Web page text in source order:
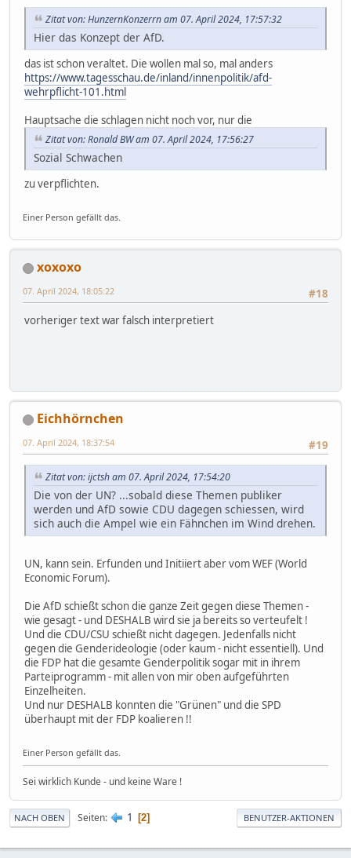
Zitat von: HunzernKonzerrn am 07. April 2024, 17:57:32
Hier das Konzept der AfD.
das ist schon veraltet. Die wollen mal so, mal anders
https://www.tagesschau.de/inland/innenpolitik/afd-
wehrpflicht-101.html
Hauptsache die schlagen nicht noch vor, nur die
Zitat von: Ronald BW am 07. April 2024, 17:56:27
Sozial Schwachen
zu verpflichten.
Einer Person gefällt das.
xoxoxo
#18
07. April 2024, 18:05:22
vorheriger text war falsch interpretiert
Eichhörnchen
#19
07. April 2024, 18:37:54
Zitat von: ijctsh am 07. April 2024, 17:54:20
Die von der UN? ...sobald diese Themen publiker
werden und AfD sowie CDU dagegen schiessen, wird
sich auch die Ampel wie ein Fähnchen im Wind drehen.
UN, kann sein. Erfunden und Initiiert aber vom WEF (World
Economic Forum).
Die AfD schießt schon die ganze Zeit gegen diese Themen -
wie gesagt - und DESHALB wird sie ja bereits so verteufelt !
Und die CDU/CSU schießt nicht dagegen. Jedenfalls nicht
gegen die Genderideologie (oder kaum - nicht essentiell). Und
die FDP hat die gesamte Genderpolitik sogar mit in ihrem
Parteiprogramm - mit allen von mir oben aufgeführten
Einzelheiten.
Und nur DESHALB konnten die "Grünen" und die SPD
überhaupt mit der FDP koalieren !!
Einer Person gefällt das.
Sei wirklich Kunde - und keine Ware !
NACH OBEN Seiten 1 2 BENUTZER-AKTIONEN